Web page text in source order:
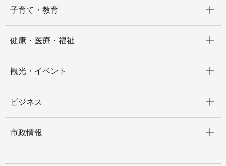
子育て・教育
健康・医療・福祉
観光・イベント
ビジネス
市政情報